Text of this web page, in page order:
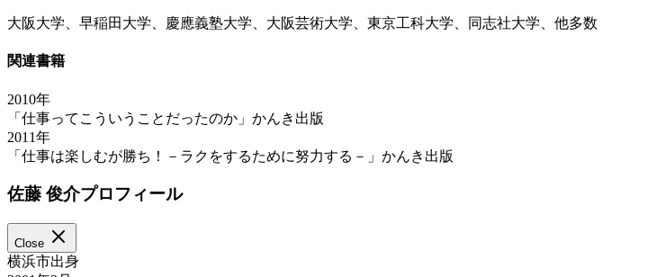
大阪大学、早稲田大学、慶應義塾大学、大阪芸術大学、東京工科大学、同志社大学、他多数
関連書籍
2010年
「仕事ってこういうことだったのか」かんき出版
2011年
「仕事は楽しむが勝ち！－ラクをするために努力する－」かんき出版
佐藤 俊介プロフィール
Close
横浜市出身